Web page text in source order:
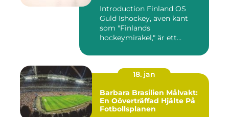
Introduction Finland OS
Guld Ishockey, även känt
som "Finlands
hockeymirakel," är ett
18. jan
Barbara Brasilien Målvakt:
En Oöverträffad Hjälte På
Fotbollsplanen